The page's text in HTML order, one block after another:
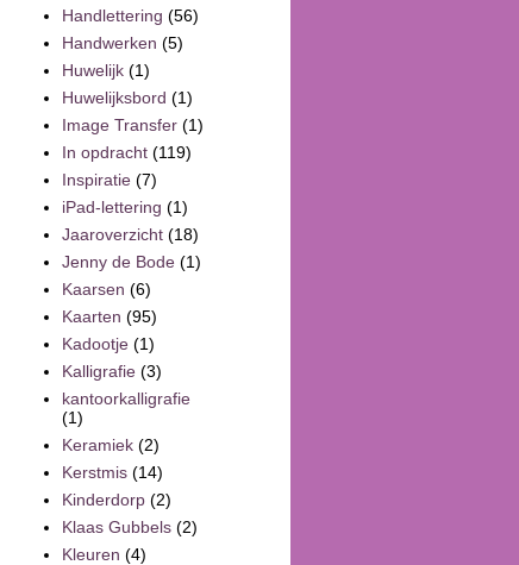
Handlettering (56)
Handwerken (5)
Huwelijk (1)
Huwelijksbord (1)
Image Transfer (1)
In opdracht (119)
Inspiratie (7)
iPad-lettering (1)
Jaaroverzicht (18)
Jenny de Bode (1)
Kaarsen (6)
Kaarten (95)
Kadootje (1)
Kalligrafie (3)
kantoorkalligrafie
(1)
Keramiek (2)
Kerstmis (14)
Kinderdorp (2)
Klaas Gubbels (2)
Kleuren (4)